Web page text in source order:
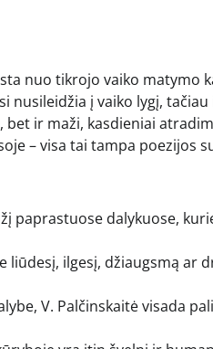
nuo tikrojo vaiko matymo
nusileidžia į vaiko lygį,
ir maži, kasdieniai
– visa tai tampa poezijos
paprastuose dalykuose,
liūdesį, ilgesį, džiaugsmą ar
V. Palčinskaitė visada